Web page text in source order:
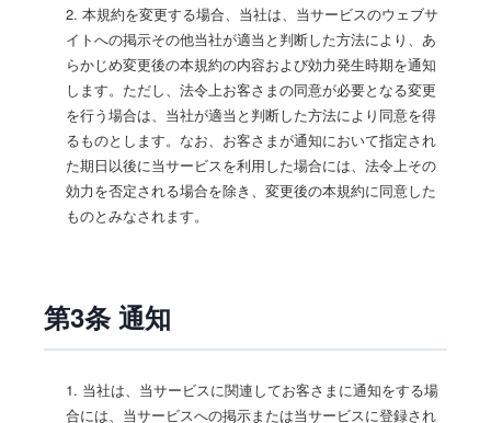
2. 本規約を変更する場合、当社は、当サービスのウェブサ
イトへの掲示その他当社が適当と判断した方法により、あ
らかじめ変更後の本規約の内容および効力発生時期を通知
します。ただし、法令上お客さまの同意が必要となる変更
を行う場合は、当社が適当と判断した方法により同意を得
るものとします。なお、お客さまが通知において指定され
た期日以後に当サービスを利用した場合には、法令上その
効力を否定される場合を除き、変更後の本規約に同意した
ものとみなされます。
第3条 通知
1. 当社は、当サービスに関連してお客さまに通知をする場
合には、当サービスへの掲示または当サービスに登録され